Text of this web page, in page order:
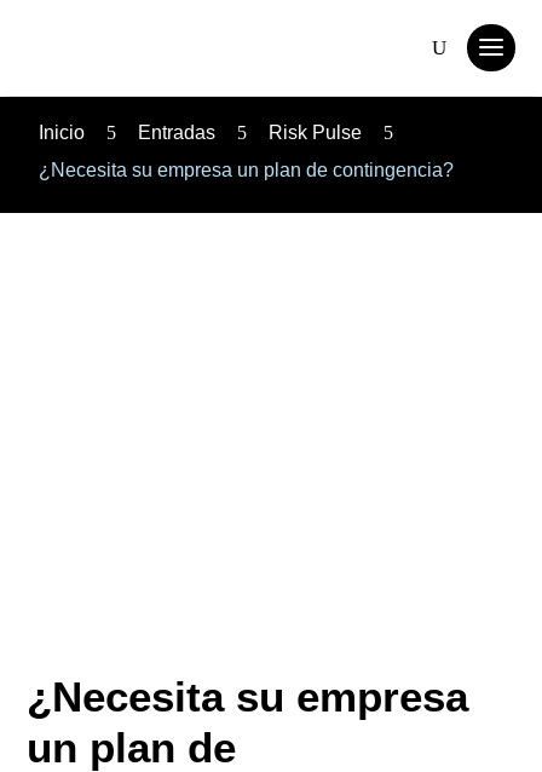
Inicio 5 Entradas 5 Risk Pulse
5
¿Necesita su empresa un plan de contingencia?
¿Necesita su empresa
un plan de